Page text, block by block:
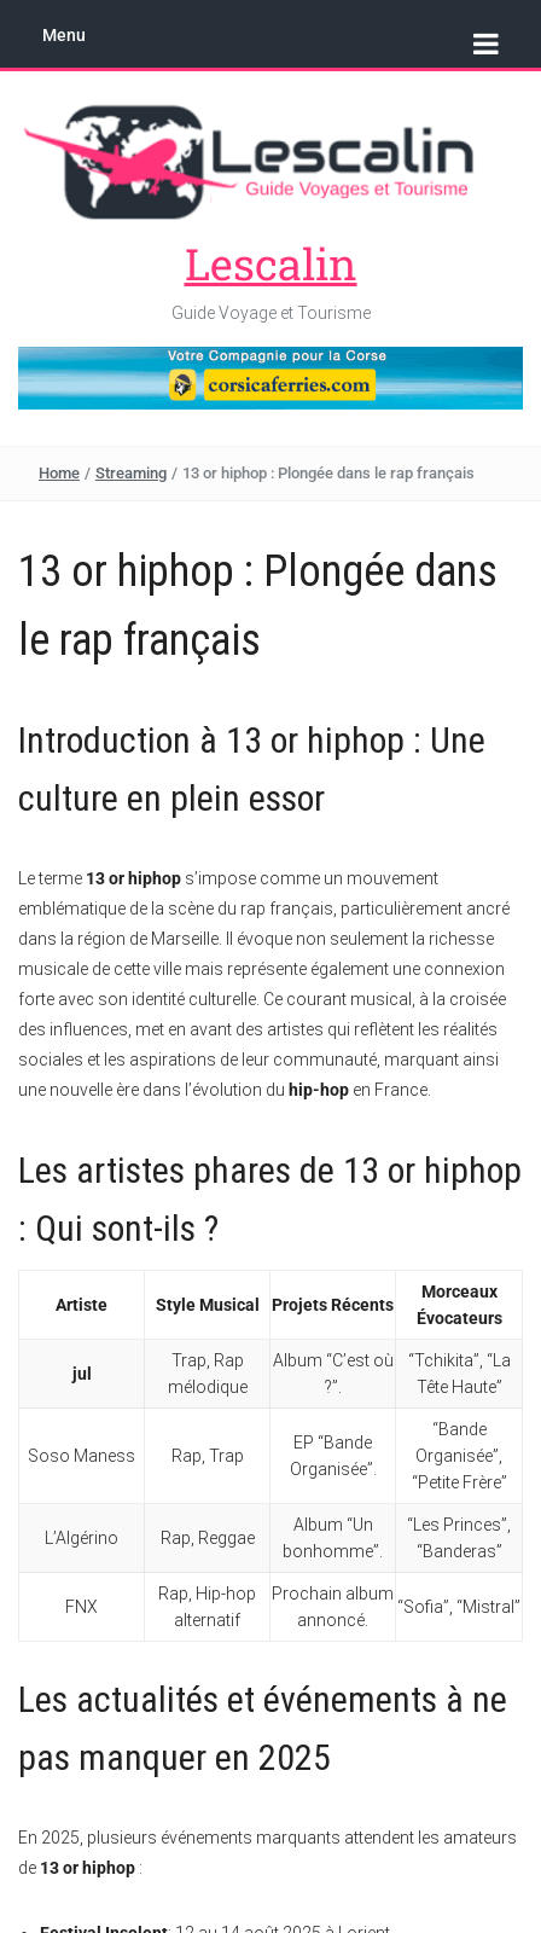
Menu
Lescalin
Guide Voyage et Tourisme
Home / Streaming / 13 or hiphop : Plongée dans le rap français
13 or hiphop : Plongée dans
le rap français
Introduction à 13 or hiphop : Une
culture en plein essor
Le terme 13 or hiphop s’impose comme un mouvement
emblématique de la scène du rap français, particulièrement ancré
dans la région de Marseille. Il évoque non seulement la richesse
musicale de cette ville mais représente également une connexion
forte avec son identité culturelle. Ce courant musical, à la croisée
des influences, met en avant des artistes qui reflètent les réalités
sociales et les aspirations de leur communauté, marquant ainsi
une nouvelle ère dans l’évolution du hip-hop en France.
Les artistes phares de 13 or hiphop
: Qui sont-ils ?
Artiste Style Musical Projets Récents
Morceaux
Évocateurs
jul
Trap, Rap
mélodique
Album “C’est où
?”.
“Tchikita”, “La
Tête Haute”
Soso Maness Rap, Trap
EP “Bande
Organisée”.
“Bande
Organisée”,
“Petite Frère”
L’Algérino Rap, Reggae
Album “Un
bonhomme”.
“Les Princes”,
“Banderas”
FNX
Rap, Hip-hop
alternatif
Prochain album
annoncé.
“Sofia”, “Mistral”
Les actualités et événements à ne
pas manquer en 2025
En 2025, plusieurs événements marquants attendent les amateurs
de 13 or hiphop :